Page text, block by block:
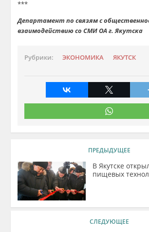
***
Департамент по связям с
взаимодействию со СМИ ОА г. Якутска
Рубрики: ЭКОНОМИКА ЯКУТСК
ПРЕДЫДУЩЕЕ
В Якутске
пищевых
СЛЕДУЮЩЕЕ